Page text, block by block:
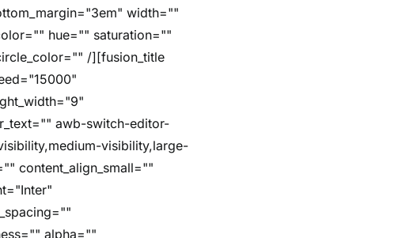
width=""
hue="" saturation=""
/][fusion_title
awb-switch-editor-
visibility,large-
content_align_small=""
alpha=""